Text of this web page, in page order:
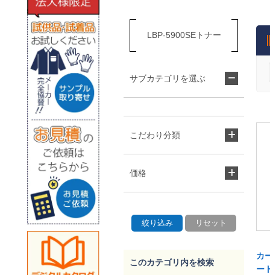
カ
ー
LBP-5900SEトナー
サブカテゴリを選ぶ
こだわり分類
価格
このカテゴリ内を検索